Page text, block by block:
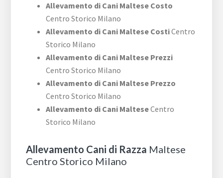
Allevamento di Cani Maltese Costo
Centro Storico Milano
Allevamento di Cani Maltese CostiCentro
Storico Milano
Allevamento di Cani Maltese Prezzi
Centro Storico Milano
Allevamento di Cani Maltese Prezzo
Centro Storico Milano
Allevamento di Cani MalteseCentro
Storico Milano
Allevamento Cani di Razza Maltese
Centro Storico Milano